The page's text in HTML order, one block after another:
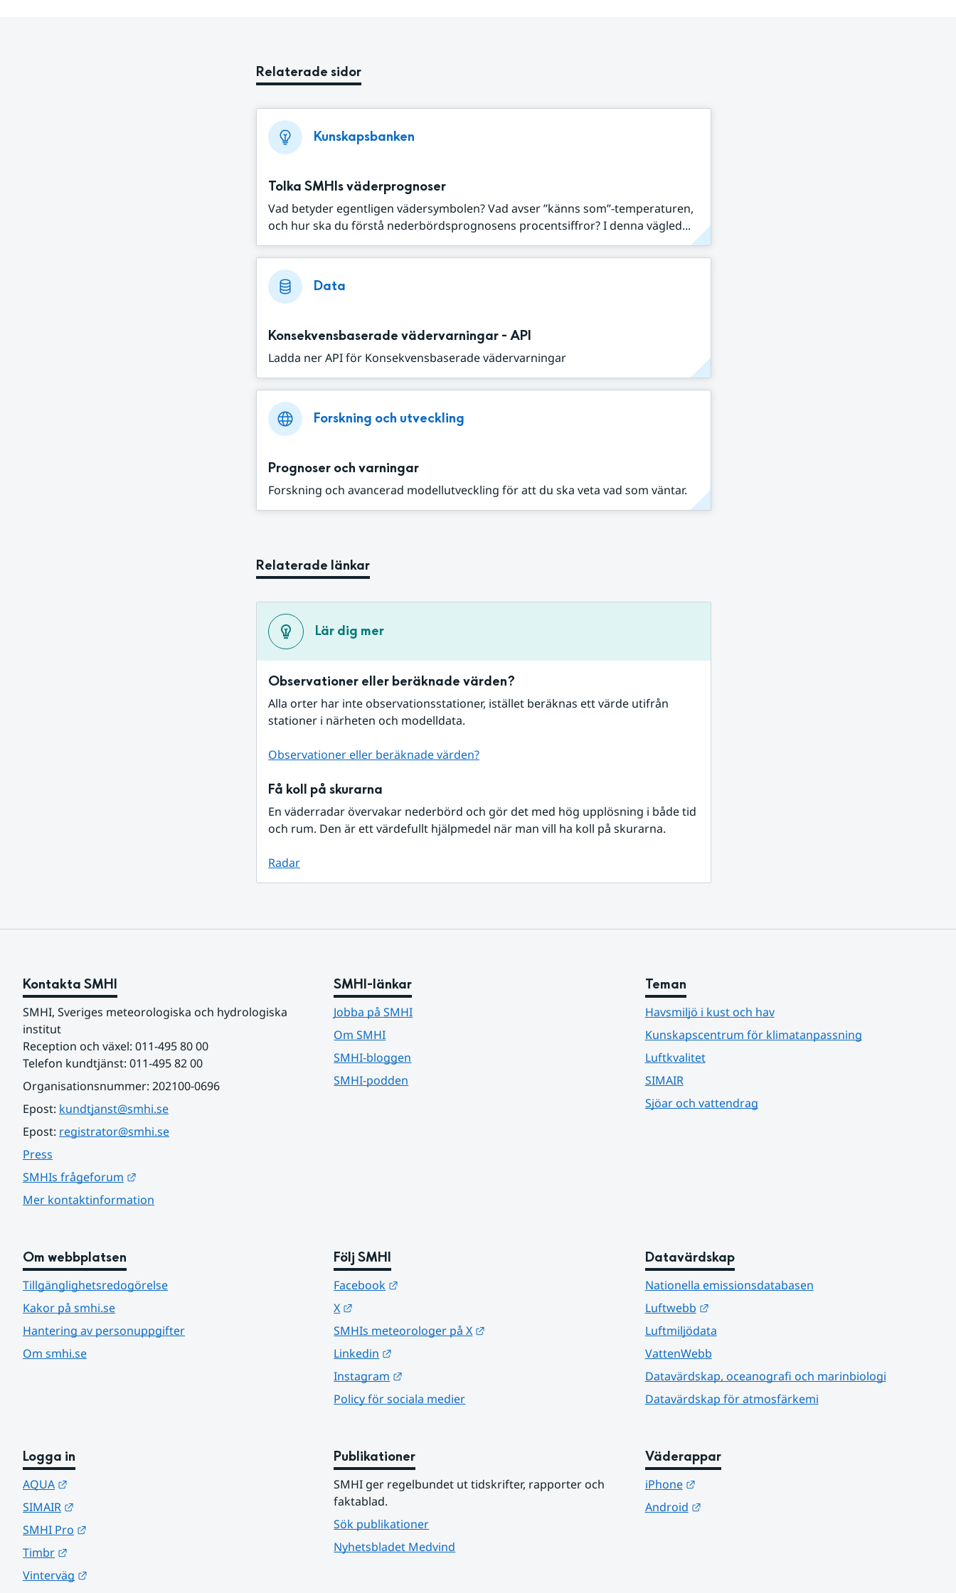
Relaterade sidor
Kunskapsbanken
Tolka SMHIs väderprognoser
Vad betyder egentligen vädersymbolen? Vad avser ”känns som”-temperaturen,
och hur ska du förstå nederbördsprognosens procentsiffror? I denna vägled...
Data
Konsekvensbaserade vädervarningar - API
Ladda ner API för Konsekvensbaserade vädervarningar
Forskning och utveckling
Prognoser och varningar
Forskning och avancerad modellutveckling för att du ska veta vad som väntar.
Relaterade länkar
Lär dig mer
Observationer eller beräknade värden?
Alla orter har inte observationsstationer, istället beräknas ett värde utifrån
stationer i närheten och modelldata.
Observationer eller beräknade värden?
Få koll på skurarna
En väderradar övervakar nederbörd och gör det med hög upplösning i både tid
och rum. Den är ett värdefullt hjälpmedel när man vill ha koll på skurarna.
Radar
Kontakta SMHI
SMHI, Sveriges meteorologiska och hydrologiska
institut
Reception och växel: 011-495 80 00
Telefon kundtjänst: 011-495 82 00
Organisationsnummer: 202100-0696
Epost: kundtjanst@smhi.se
Epost: registrator@smhi.se
Press
SMHIs frågeforum
Mer kontaktinformation
SMHI-länkar
Jobba på SMHI
Om SMHI
SMHI-bloggen
SMHI-podden
Teman
Havsmiljö i kust och hav
Kunskapscentrum för klimatanpassning
Luftkvalitet
SIMAIR
Sjöar och vattendrag
Om webbplatsen
Tillgänglighetsredogörelse
Kakor på smhi.se
Hantering av personuppgifter
Om smhi.se
Följ SMHI
Facebook
X
SMHIs meteorologer på X
Linkedin
Instagram
Policy för sociala medier
Datavärdskap
Nationella emissionsdatabasen
Luftwebb
Länk till annan webbplats.
Luftmiljödata
VattenWebb
Datavärdskap, oceanografi och marinbiologi
Datavärdskap för atmosfärkemi
Logga in
AQUA
SIMAIR
SMHI Pro
Timbr
Vinterväg
Publikationer
SMHI ger regelbundet ut tidskrifter, rapporter och
faktablad.
Sök publikationer
Nyhetsbladet Medvind
Väderappar
iPhone
Länk till annan webbplats.
Android
Länk till annan webbplats.